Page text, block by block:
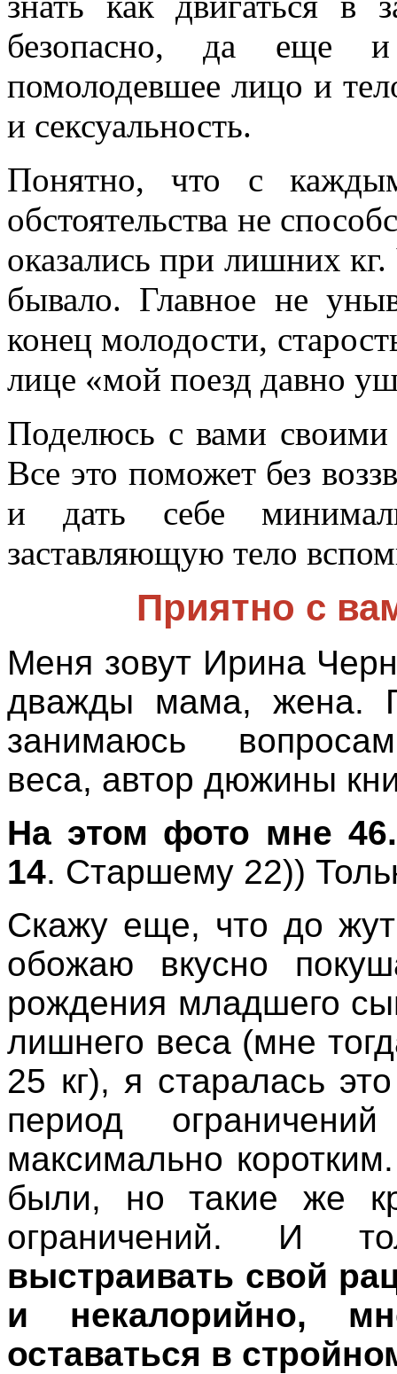
безопасно, да еще
помолодевшее лицо и
и сексуальность.
Понятно, что с
обстоятельства не
оказались при лишних
бывало. Главное не
конец молодости,
лице «мой поезд давно
Поделюсь с вами
Все это поможет без
и дать себе
заставляющую тело
Приятно с
Меня зовут Ирина
дважды мама, жена.
занимаюсь
веса, автор дюжины
На этом фото мне
14. Старшему 22))
Скажу еще, что до
обожаю вкусно
рождения младшего
лишнего веса (мне
25 кг), я старалась
период
максимально
были, но такие же
ограничений. И
выстраивать свой
и некалорийно,
оставаться в